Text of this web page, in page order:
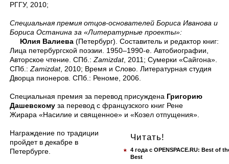
РГГУ, 2010;
Специальная премия отцов-основателей Бориса Иванова и
Бориса Останина за «Литературные проекты»:
Юлия Валиева (Петербург). Составитель и редактор книг:
Лица петербургской поэзии. 1950–1990-е. Автобиографии,
Авторское чтение. СПб.: Zamizdat, 2011; Сумерки «Сайгона».
СПб.: Zamizdat, 2010; Время и Слово. Литературная студия
Дворца пионеров. СПб.: Реноме, 2006.
Специальная премия за перевод присуждена Григорию
Дашевскому за перевод с французского книг Рене
Жирара «Насилие и священное» и «Козел отпущения».
Читать!
4 года с OPENSPACE.RU: Best of
Best
Награждение по традиции
пройдет в декабре в
Петербурге.